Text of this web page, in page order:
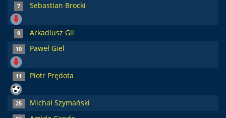
7 Sebastian Brocki
9 Arkadiusz Gil
10 Paweł Giel
11 Piotr Prędota
25 Michał Szymański